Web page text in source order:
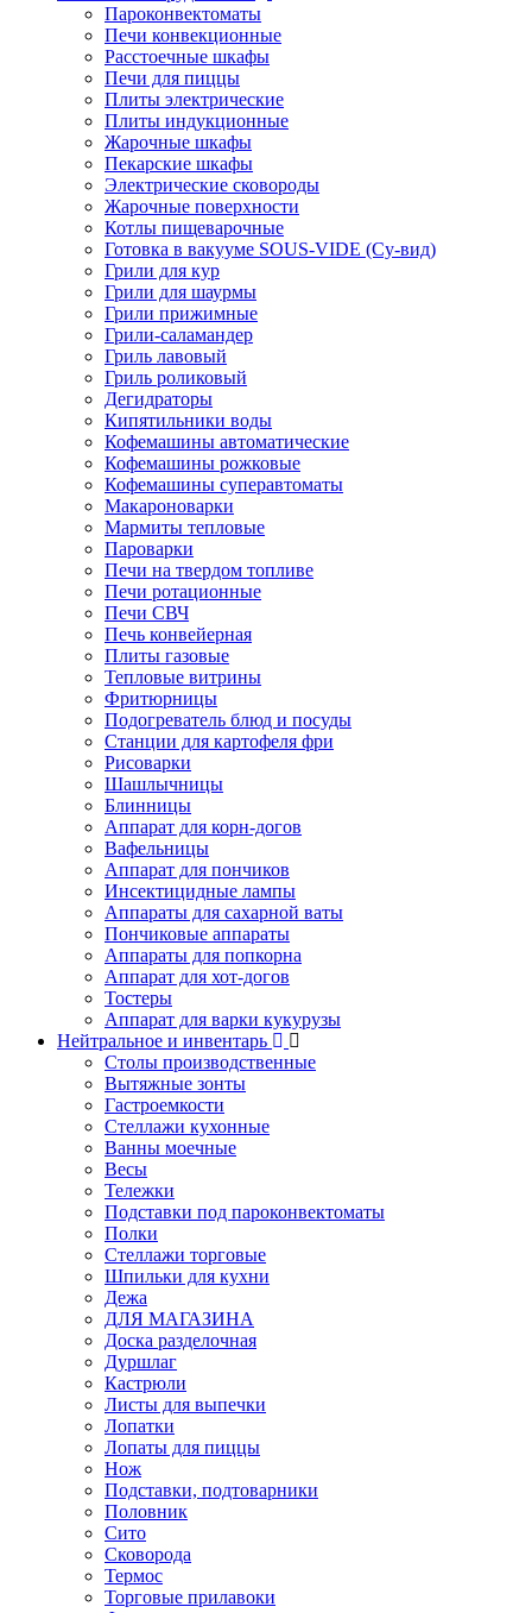
Пароконвектоматы
Печи конвекционные
Расстоечные шкафы
Печи для пиццы
Плиты электрические
Плиты индукционные
Жарочные шкафы
Пекарские шкафы
Электрические сковороды
Жарочные поверхности
Котлы пищеварочные
Готовка в вакууме SOUS-VIDE (Су-вид)
Грили для кур
Грили для шаурмы
Грили прижимные
Грили-саламандер
Гриль лавовый
Гриль роликовый
Дегидраторы
Кипятильники воды
Кофемашины автоматические
Кофемашины рожковые
Кофемашины суперавтоматы
Макароноварки
Мармиты тепловые
Пароварки
Печи на твердом топливе
Печи ротационные
Печи СВЧ
Печь конвейерная
Плиты газовые
Тепловые витрины
Фритюрницы
Подогреватель блюд и посуды
Станции для картофеля фри
Рисоварки
Шашлычницы
Блинницы
Аппарат для корн-догов
Вафельницы
Аппарат для пончиков
Инсектицидные лампы
Аппараты для сахарной ваты
Пончиковые аппараты
Аппараты для попкорна
Аппарат для хот-догов
Тостеры
Аппарат для варки кукурузы
Нейтральное и инвентарь
Столы производственные
Вытяжные зонты
Гастроемкости
Стеллажи кухонные
Ванны моечные
Весы
Тележки
Подставки под пароконвектоматы
Полки
Стеллажи торговые
Шпильки для кухни
Дежа
ДЛЯ МАГАЗИНА
Доска разделочная
Дуршлаг
Кастрюли
Листы для выпечки
Лопатки
Лопаты для пиццы
Нож
Подставки, подтоварники
Половник
Сито
Сковорода
Термос
Торговые прилавоки